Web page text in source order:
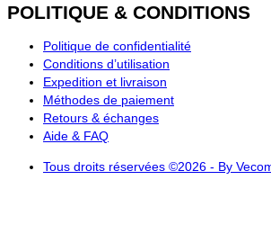
POLITIQUE & CONDITIONS
Politique de confidentialité
Conditions d’utilisation
Expedition et livraison
Méthodes de paiement
Retours & échanges
Aide & FAQ
Tous droits réservées ©2026 - By